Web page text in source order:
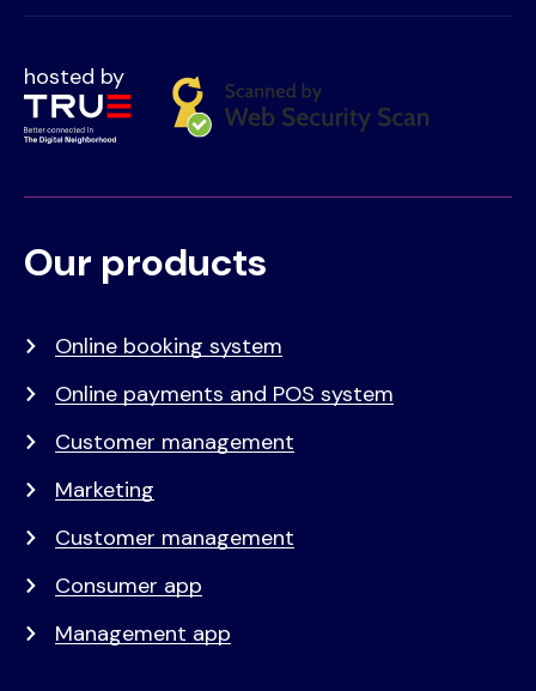
hosted by
Voet
Primair
Our products
Online booking system
Online payments and POS system
Customer management
Marketing
Customer management
Consumer app
Management app